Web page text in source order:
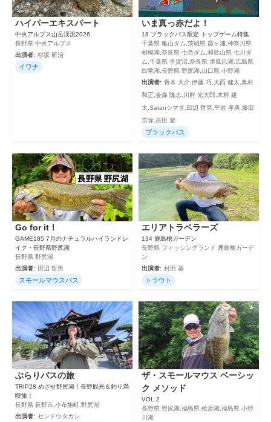
ハイパーエキスパート
中央アルプス山岳渓流2026
長野県 中央アルプス
出演者: 杉坂 研治
イワナ
いま真っ赤だよ！
18 ブラックバス限定 トップゲーム特集
千葉県 亀山ダム,茨城県 霞ヶ浦,神奈川県
相模湖,奈良県 七色ダム,和歌山県 七川ダ
ム,千葉県 手賀沼,奈良県 津風呂湖,広島県
白竜湖,長野県 野尻湖,山口県 小野湖
出演者: 青木 大介,伊藤 巧,大西 健太,奥村
和正,金森 隆志,川村 光大郎,木村 建
太,Satanシマダ,田辺 哲男,平岩 孝典,藤田
京弥,吉田 遊
ブラックバス
Go for it！
GAME185 7月のナチュラルハイランドレ
イク・長野県野尻湖
長野県 野尻湖
出演者: 田辺 哲男
スモールマウスバス
エリアトラベラーズ
134 鹿島槍ガーデン
長野県 フィッシングランド 鹿島槍ガーデ
ン
出演者: 村田 基
トラウト
ぶらりバスの旅
TRIP28 めざせ野尻湖！長野観光＆釣り満
喫旅！
長野県 長野市,小布施町,野尻湖
出演者: センドウタカシ
ザ・スモールマウス ベーシッ
ク メソッド
VOL.2
長野県 野尻湖,福島県 桧原湖,福島県 小野
川湖